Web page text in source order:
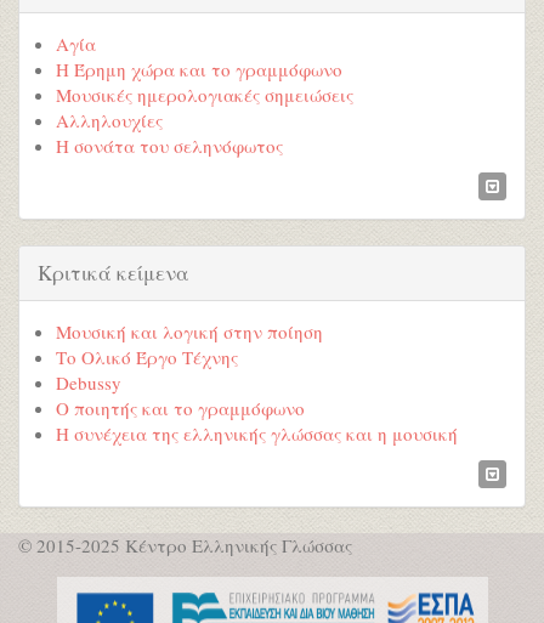
Αγία
Η Έρημη χώρα και το γραμμόφωνο
Μουσικές ημερολογιακές σημειώσεις
Αλληλουχίες
Η σονάτα του σεληνόφωτος
Κριτικά κείμενα
Μουσική και λογική στην ποίηση
Το Ολικό Έργο Τέχνης
Debussy
Ο ποιητής και το γραμμόφωνο
Η συνέχεια της ελληνικής γλώσσας και η μουσική
© 2015-2025 Κέντρο Ελληνικής Γλώσσας